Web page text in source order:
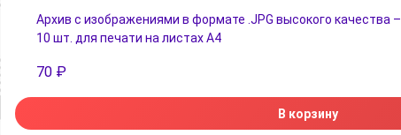
Архив с изображениями в формате .JPG высокого качества –
10 шт. для печати на листах А4
70 ₽
В корзину